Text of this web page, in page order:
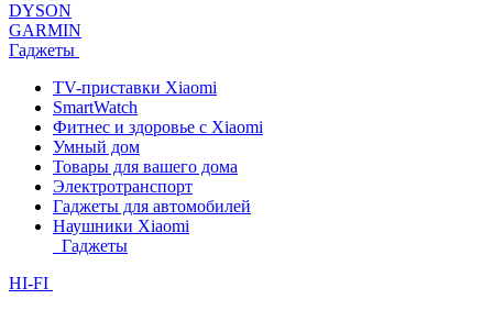
DYSON
GARMIN
Гаджеты
TV-приставки Xiaomi
SmartWatch
Фитнес и здоровье с Xiaomi
Умный дом
Товары для вашего дома
Электротранспорт
Гаджеты для автомобилей
Наушники Xiaomi
Гаджеты
HI-FI